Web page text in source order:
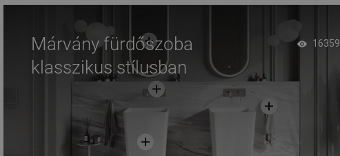
Márvány fürdőszoba
klasszikus stílusban
16359